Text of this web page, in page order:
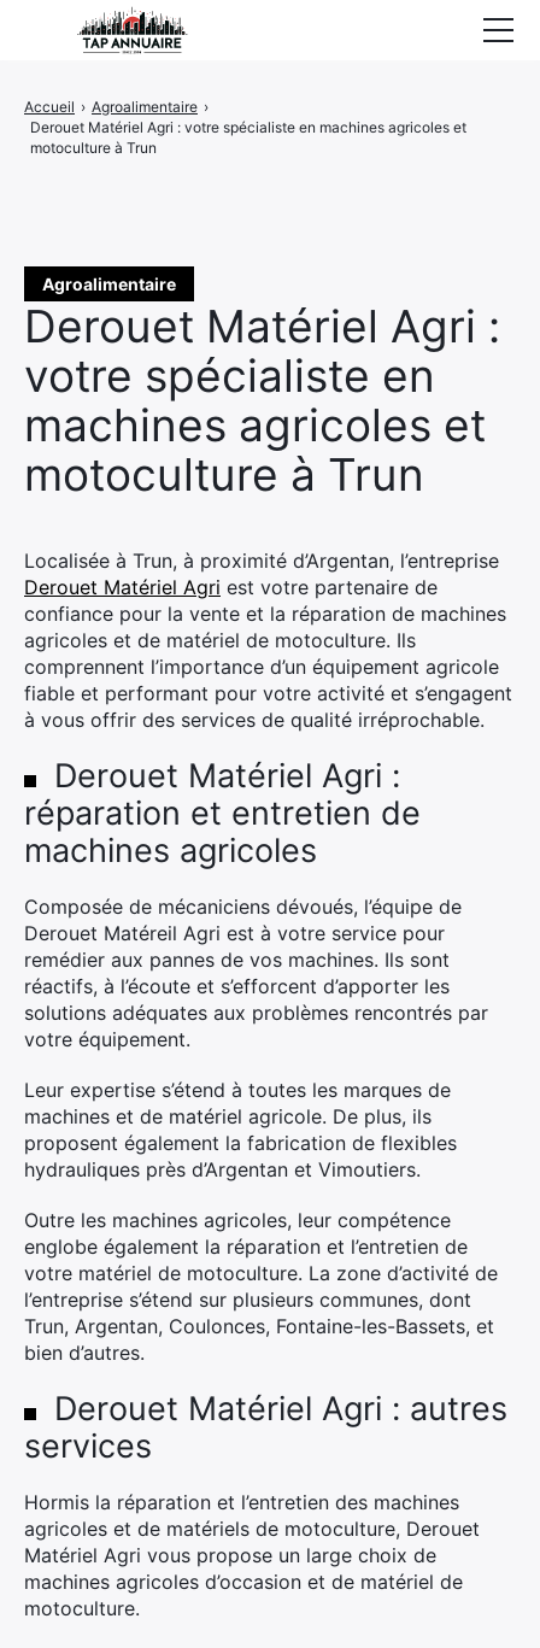
Accueil › Agroalimentaire ›
Derouet Matériel Agri : votre spécialiste en machines agricoles et
motoculture à Trun
Agroalimentaire
Derouet Matériel Agri :
votre spécialiste en
machines agricoles et
motoculture à Trun
Localisée à Trun, à proximité d’Argentan, l’entreprise
Derouet Matériel Agri est votre partenaire de
confiance pour la vente et la réparation de machines
agricoles et de matériel de motoculture. Ils
comprennent l’importance d’un équipement agricole
fiable et performant pour votre activité et s’engagent
à vous offrir des services de qualité irréprochable.
Derouet Matériel Agri :
réparation et entretien de
machines agricoles
Composée de mécaniciens dévoués, l’équipe de
Derouet Matéreil Agri est à votre service pour
remédier aux pannes de vos machines. Ils sont
réactifs, à l’écoute et s’efforcent d’apporter les
solutions adéquates aux problèmes rencontrés par
votre équipement.
Leur expertise s’étend à toutes les marques de
machines et de matériel agricole. De plus, ils
proposent également la fabrication de flexibles
hydrauliques près d’Argentan et Vimoutiers.
Outre les machines agricoles, leur compétence
englobe également la réparation et l’entretien de
votre matériel de motoculture. La zone d’activité de
l’entreprise s’étend sur plusieurs communes, dont
Trun, Argentan, Coulonces, Fontaine-les-Bassets, et
bien d’autres.
Derouet Matériel Agri : autres
services
Hormis la réparation et l’entretien des machines
agricoles et de matériels de motoculture, Derouet
Matériel Agri vous propose un large choix de
machines agricoles d’occasion et de matériel de
motoculture.
Entreprises référencées